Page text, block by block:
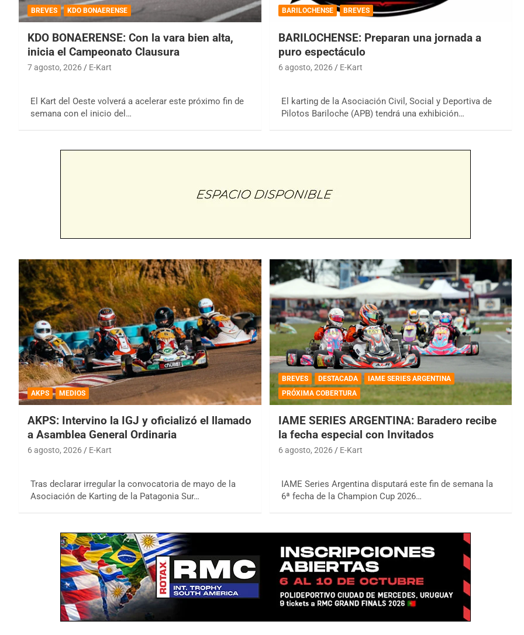
BREVES KDO BONAERENSE
KDO BONAERENSE: Con la vara bien alta,
inicia el Campeonato Clausura
7 agosto, 2026 E-Kart
El Kart del Oeste volverá a acelerar este próximo fin de
semana con el inicio del…
BARILOCHENSE BREVES
BARILOCHENSE: Preparan una jornada a
puro espectáculo
6 agosto, 2026 E-Kart
El karting de la Asociación Civil, Social y Deportiva de
Pilotos Bariloche (APB) tendrá una exhibición…
AKPS MEDIOS
AKPS: Intervino la IGJ y oficializó el llamado
a Asamblea General Ordinaria
6 agosto, 2026 E-Kart
Tras declarar irregular la convocatoria de mayo de la
Asociación de Karting de la Patagonia Sur…
BREVES DESTACADA
IAME SERIES ARGENTINA
PRÓXIMA COBERTURA
IAME SERIES ARGENTINA: Baradero recibe
la fecha especial con Invitados
6 agosto, 2026 E-Kart
IAME Series Argentina disputará este fin de semana la
6ª fecha de la Champion Cup 2026…